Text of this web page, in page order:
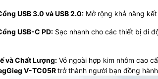
USB 3.0 và USB 2.0: Mở rộng khả năng
USB-C PD: Sạc nhanh cho các thiết bị di
và Chất Lượng: Vỏ ngoài hợp kim nhôm cao
V-TC05Rtrở thành người bạn đồng